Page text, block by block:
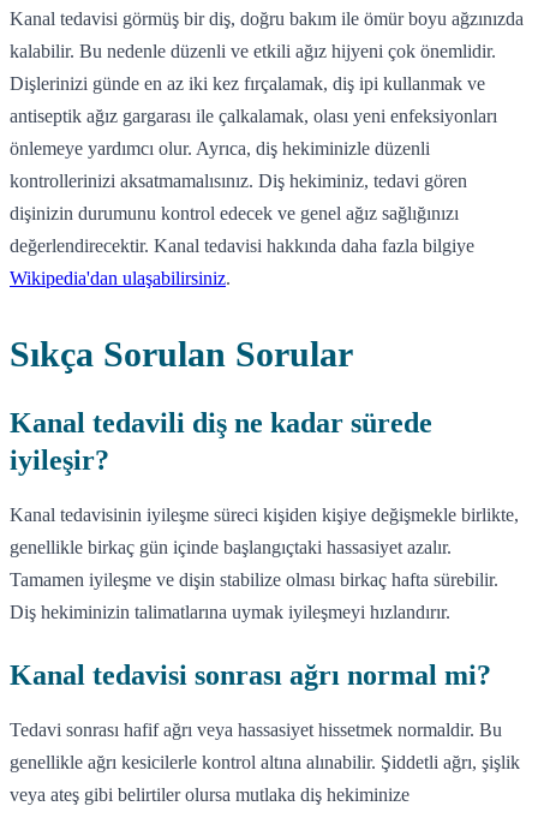
Kanal tedavisi görmüş bir diş, doğru bakım ile ömür boyu ağzınızda
kalabilir. Bu nedenle düzenli ve etkili ağız hijyeni çok önemlidir.
Dişlerinizi günde en az iki kez fırçalamak, diş ipi kullanmak ve
antiseptik ağız gargarası ile çalkalamak, olası yeni enfeksiyonları
önlemeye yardımcı olur. Ayrıca, diş hekiminizle düzenli
kontrollerinizi aksatmamalısınız. Diş hekiminiz, tedavi gören
dişinizin durumunu kontrol edecek ve genel ağız sağlığınızı
değerlendirecektir. Kanal tedavisi hakkında daha fazla bilgiye
Wikipedia'dan ulaşabilirsiniz.
Sıkça Sorulan Sorular
Kanal tedavili diş ne kadar sürede
iyileşir?
Kanal tedavisinin iyileşme süreci kişiden kişiye değişmekle birlikte,
genellikle birkaç gün içinde başlangıçtaki hassasiyet azalır.
Tamamen iyileşme ve dişin stabilize olması birkaç hafta sürebilir.
Diş hekiminizin talimatlarına uymak iyileşmeyi hızlandırır.
Kanal tedavisi sonrası ağrı normal mi?
Tedavi sonrası hafif ağrı veya hassasiyet hissetmek normaldir. Bu
genellikle ağrı kesicilerle kontrol altına alınabilir. Şiddetli ağrı, şişlik
veya ateş gibi belirtiler olursa mutlaka diş hekiminize